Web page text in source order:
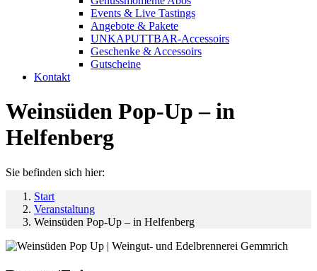
Events & Live Tastings
Angebote & Pakete
UNKAPUTTBAR-Accessoirs
Geschenke & Accessoirs
Gutscheine
Kontakt
Weinsüden Pop-Up – in
Helfenberg
Sie befinden sich hier:
Start
Veranstaltung
Weinsüden Pop-Up – in Helfenberg